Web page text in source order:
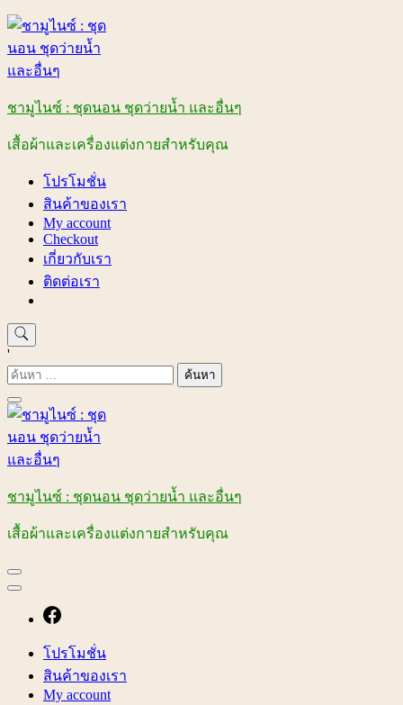
Skip
content
ชามูไนซ์ : ชุดนอน ชุดว่ายน้ำ และอื่นๆ
เสื้อผ้าและเครื่องแต่งกายสำหรับคุณ
โปรโมชั่น
สินค้าของเรา
My account
Checkout
เกี่ยวกับเรา
ติดต่อเรา
'
ค้นหา
สำหรับ:
ชามูไนซ์ : ชุดนอน ชุดว่ายน้ำ และอื่นๆ
เสื้อผ้าและเครื่องแต่งกายสำหรับคุณ
โปรโมชั่น
สินค้าของเรา
My account